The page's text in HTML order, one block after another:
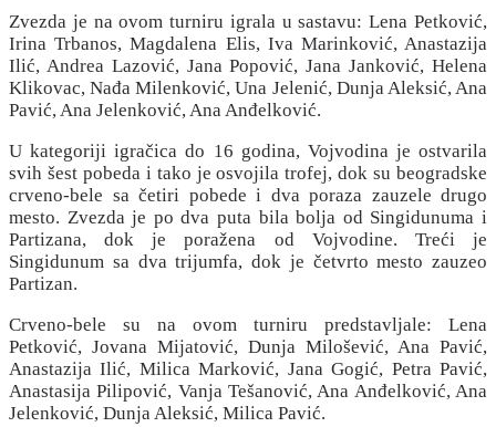
Zvezda je na ovom turniru igrala u sastavu: Lena Petković,
Irina Trbanos, Magdalena Elis, Iva Marinković, Anastazija
Ilić, Andrea Lazović, Jana Popović, Jana Janković, Helena
Klikovac, Nađa Milenković, Una Jelenić, Dunja Aleksić, Ana
Pavić, Ana Jelenković, Ana Anđelković.
U kategoriji igračica do 16 godina, Vojvodina je ostvarila
svih šest pobeda i tako je osvojila trofej, dok su beogradske
crveno-bele sa četiri pobede i dva poraza zauzele drugo
mesto. Zvezda je po dva puta bila bolja od Singidunuma i
Partizana, dok je poražena od Vojvodine. Treći je
Singidunum sa dva trijumfa, dok je četvrto mesto zauzeo
Partizan.
Crveno-bele su na ovom turniru predstavljale: Lena
Petković, Jovana Mijatović, Dunja Milošević, Ana Pavić,
Anastazija Ilić, Milica Marković, Jana Gogić, Petra Pavić,
Anastasija Pilipović, Vanja Tešanović, Ana Anđelković, Ana
Jelenković, Dunja Aleksić, Milica Pavić.